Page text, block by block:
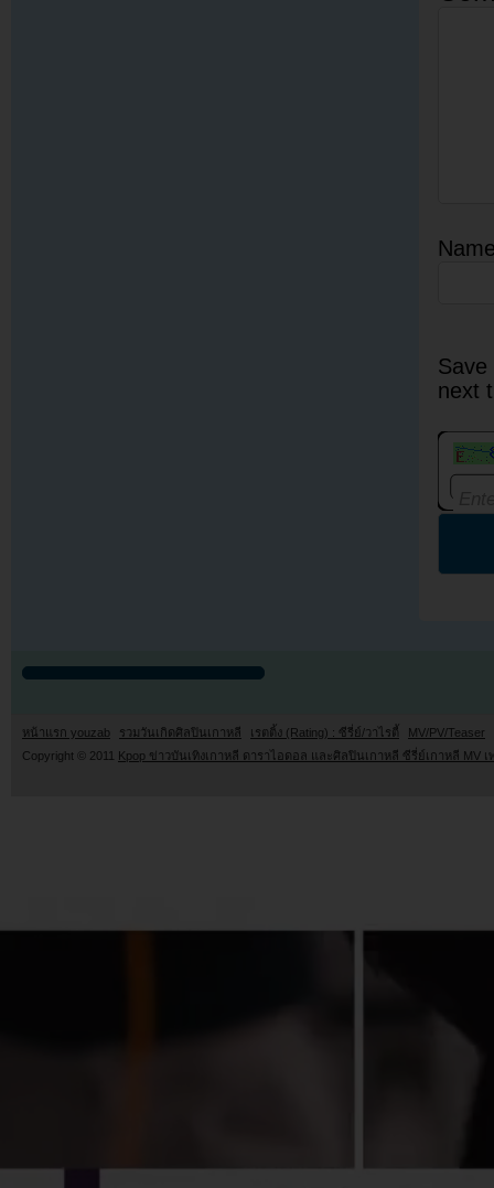
next
หน้าแรก youzab รวมวันเกิดศิลปินเกาหลี เรตติ้ง (Rating) : ซีรี่ย์/วาไรตี้
MV/PV/Teaser
Copyright © 2011 Kpop ข่าวบันเทิงเกาหลี ดาราไอดอล และศิลปินเกาหลี ซีรี่ย์เกาหลี MV